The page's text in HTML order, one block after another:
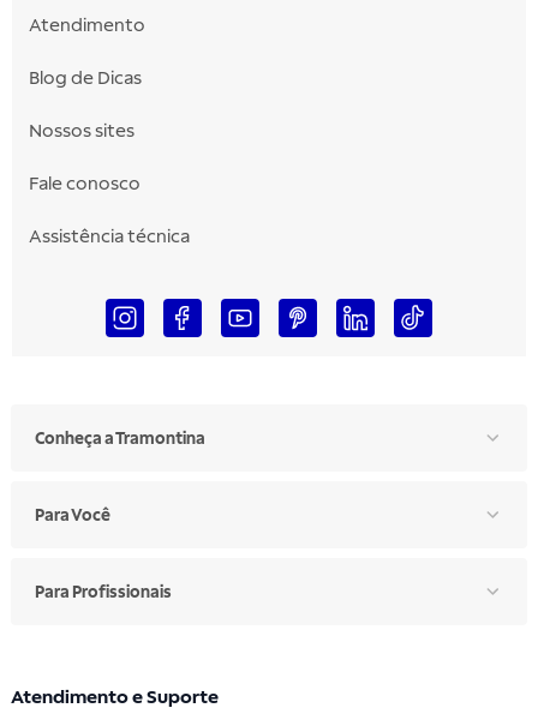
Atendimento
Blog de Dicas
Nossos sites
Fale conosco
Assistência técnica
Conheça a Tramontina
Para Você
Para Profissionais
Atendimento e Suporte